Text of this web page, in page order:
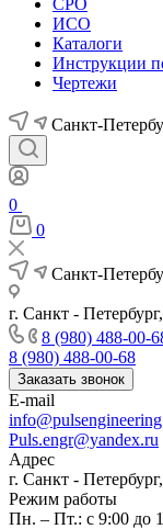
СРО
ИСО
Каталоги
Инструкции
Чертежи
Санкт-
0
0
Санкт-
г. Санкт -
8 (980) 488-00-
8 (980) 488-00-68
Заказать звонок
E-mail
Puls.engr@yandex.ru
Адрес
г. Санкт -
Режим работы
Пн. – Пт.: с 9:00 до